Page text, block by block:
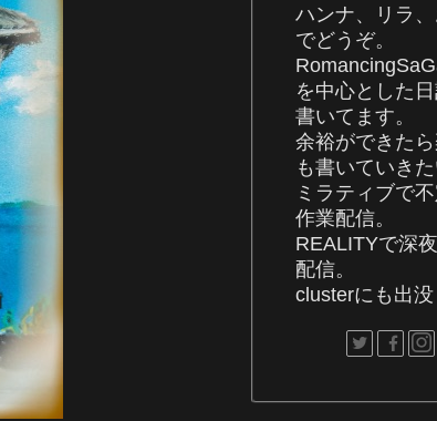
ハンナ、リラ
でどうぞ。
を中心とした
書いてます。
余裕ができた
も書いていきた
ミラティブで
作業配信。
REALITYで深
配信。
clusterにも出没